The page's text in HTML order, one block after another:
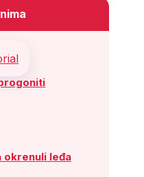
okrenuli leđa